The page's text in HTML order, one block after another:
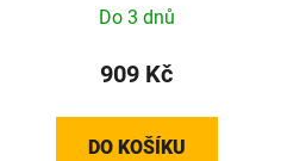
Do 3 dnů
909 Kč
DO KOŠÍKU